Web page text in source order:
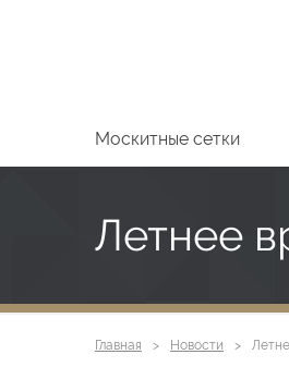
Москитные сетки
Летнее
Главная Новости